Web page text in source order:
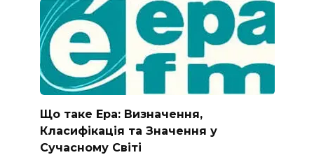
Що таке Ера: Визначення,
Класифікація та Значення у
Сучасному Світі